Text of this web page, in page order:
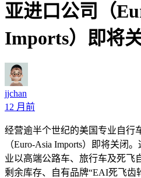
亚进口公司（
Imports）即将关
jjchan
12 月前
经营逾半个世纪的美国专业自行
（Euro-Asia Imports）即将关闭
业以高端公路车、旅行车及死飞
剩余库存、自有品牌“EAI死飞齿